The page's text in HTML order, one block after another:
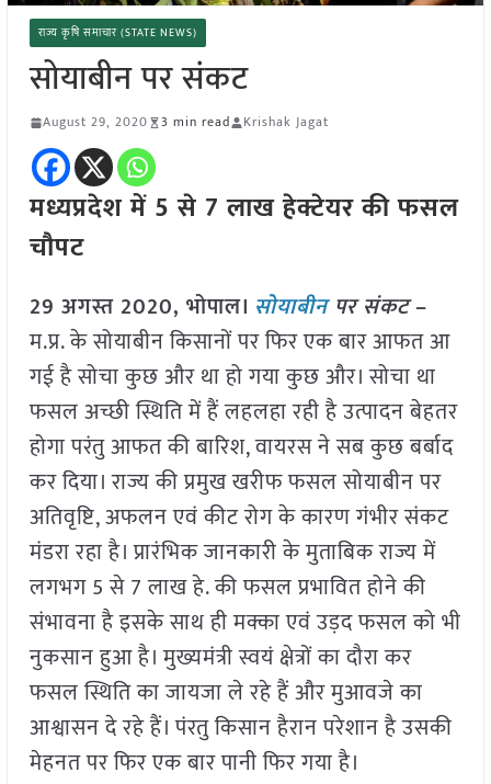
राज्य कृषि समाचार (STATE NEWS)
सोयाबीन पर संकट
August 29, 2020 3 min read Krishak Jagat
मध्यप्रदेश में 5 से 7 लाख हेक्टेयर की फसल
चौपट
29 अगस्त 2020, भोपाल। सोयाबीनपर संकट–
म.प्र. के सोयाबीन किसानों पर फिर एक बार आफत आ
गई है सोचा कुछ और था हो गया कुछ और। सोचा था
फसल अच्छी स्थिति में हैं लहलहा रही है उत्पादन बेहतर
होगा परंतु आफत की बारिश, वायरस ने सब कुछ बर्बाद
कर दिया। राज्य की प्रमुख खरीफ फसल सोयाबीन पर
अतिवृष्टि, अफलन एवं कीट रोग के कारण गंभीर संकट
मंडरा रहा है। प्रारंभिक जानकारी के मुताबिक राज्य में
लगभग 5 से 7 लाख हे. की फसल प्रभावित होने की
संभावना है इसके साथ ही मक्का एवं उड़द फसल को भी
नुकसान हुआ है। मुख्यमंत्री स्वयं क्षेत्रों का दौरा कर
फसल स्थिति का जायजा ले रहे हैं और मुआवजे का
आश्वासन दे रहे हैं। पंरतु किसान हैरान परेशान है उसकी
मेहनत पर फिर एक बार पानी फिर गया है।